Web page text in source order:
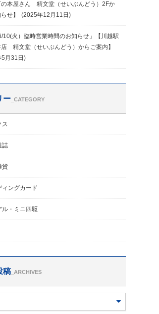
の本屋さん 精文堂（せいぶんどう）2Fか
せ】
(2025年12月11日)
10(火）臨時営業時間のお知らせ」【川越駅
精文堂（せいぶんどう）からご案内】
月31日)
ー_CATEGORY
ス
誌
貨
ィングカード
ル・ミニ四駆
稿_ARCHIVES